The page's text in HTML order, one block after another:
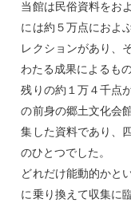
当館は民俗資料をお
には約５万点におよ
レクションがあり、
わたる成果によるもの
残りの約１万４千点
の前身の郷土文化会
集した資料であり、
のひとつでした。
どれだけ能動的かと
に乗り換えて収集に